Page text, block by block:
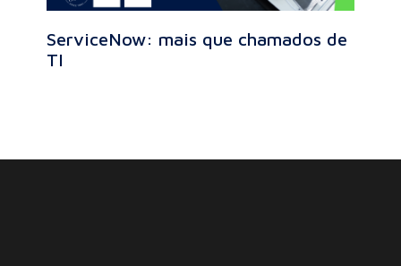
ServiceNow: mais que chamados de
TI